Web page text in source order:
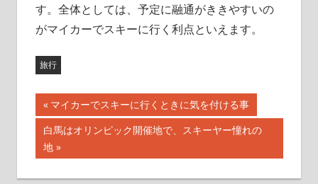
す。全体としては、予定に融通がききやすいの
がマイカーでスキーに行く利点といえます。
旅行
投
稿
ナ
前
の
記
事:
マイカーでスキーに行くときに気を付ける事
次
の
事:
白馬はオリンピック開催地で、スキーヤー憧れの
地